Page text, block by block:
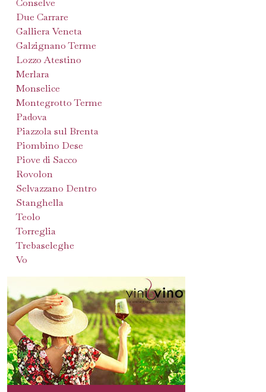
Conselve
Due Carrare
Galliera Veneta
Galzignano Terme
Lozzo Atestino
Merlara
Monselice
Montegrotto Terme
Padova
Piazzola sul Brenta
Piombino Dese
Piove di Sacco
Rovolon
Selvazzano Dentro
Stanghella
Teolo
Torreglia
Trebaseleghe
Vo